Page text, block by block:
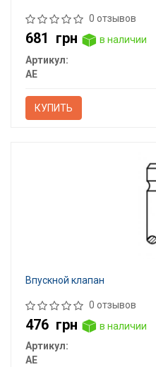
0 отзывов
681 грн
в наличии
Артикул:
AE
КУПИТЬ
Впускной клапан
0 отзывов
476 грн
в наличии
Артикул:
AE